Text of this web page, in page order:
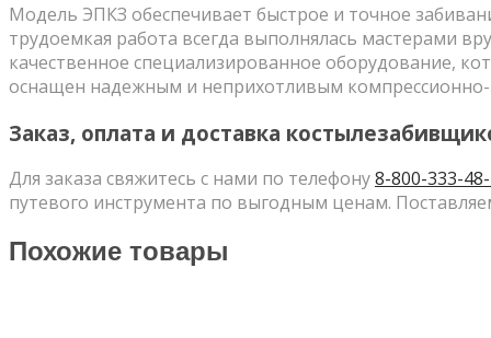
Модель ЭПКЗ обеспечивает быстрое и точное
трудоемкая работа всегда выполнялась мастерами
качественное специализированное оборудование,
оснащен надежным и неприхотливым
Заказ, оплата и доставка
Для заказа свяжитесь с нами по телефону8-800-333-
путевого инструмента по выгодным ценам.
Похожие товары